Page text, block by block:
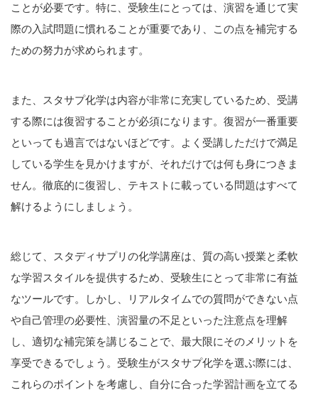
ことが必要です。特に、受験生にとっては、演習を通じて実
際の入試問題に慣れることが重要であり、この点を補完する
ための努力が求められます。
また、スタサプ化学は内容が非常に充実しているため、受講
する際には復習することが必須になります。復習が一番重要
といっても過言ではないほどです。よく受講しただけで満足
している学生を見かけますが、それだけでは何も身につきま
せん。徹底的に復習し、テキストに載っている問題はすべて
解けるようにしましょう。
総じて、スタディサプリの化学講座は、質の高い授業と柔軟
な学習スタイルを提供するため、受験生にとって非常に有益
なツールです。しかし、リアルタイムでの質問ができない点
や自己管理の必要性、演習量の不足といった注意点を理解
し、適切な補完策を講じることで、最大限にそのメリットを
享受できるでしょう。受験生がスタサプ化学を選ぶ際には、
これらのポイントを考慮し、自分に合った学習計画を立てる